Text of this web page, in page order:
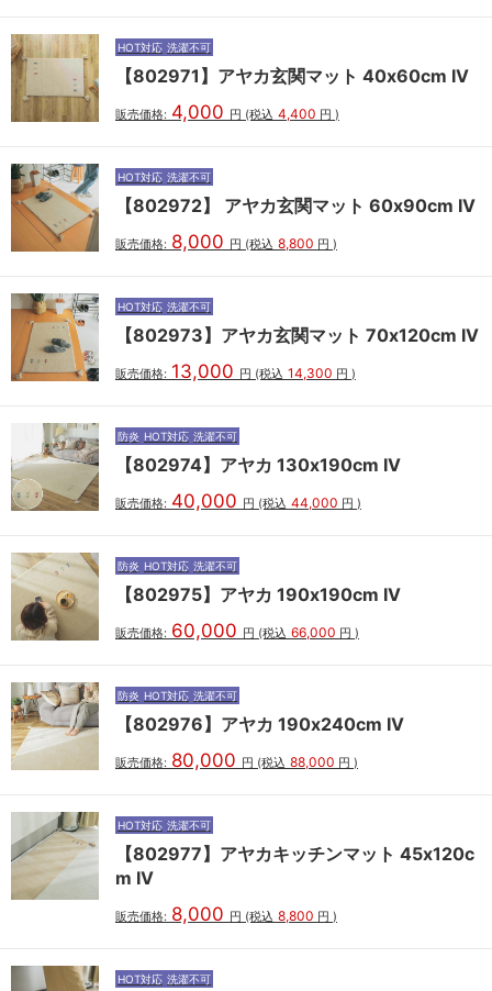
HOT対応 洗濯不可
【802971】アヤカ玄関マット 40x60cm IV
販売価格: 4,000 円 (税込 4,400 円 )
HOT対応 洗濯不可
【802972】 アヤカ玄関マット 60x90cm IV
販売価格: 8,000 円 (税込 8,800 円 )
HOT対応 洗濯不可
【802973】アヤカ玄関マット 70x120cm IV
販売価格: 13,000 円 (税込 14,300 円 )
防炎 HOT対応 洗濯不可
【802974】アヤカ 130x190cm IV
販売価格: 40,000 円 (税込 44,000 円 )
防炎 HOT対応 洗濯不可
【802975】アヤカ 190x190cm IV
販売価格: 60,000 円 (税込 66,000 円 )
防炎 HOT対応 洗濯不可
【802976】アヤカ 190x240cm IV
販売価格: 80,000 円 (税込 88,000 円 )
HOT対応 洗濯不可
【802977】アヤカキッチンマット 45x120c
m IV
販売価格: 8,000 円 (税込 8,800 円 )
HOT対応 洗濯不可